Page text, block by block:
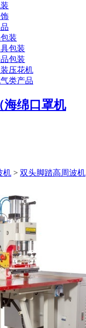
装
包装
包装
压花机
类产品
海绵口罩机
机 > 双头脚踏高周波机